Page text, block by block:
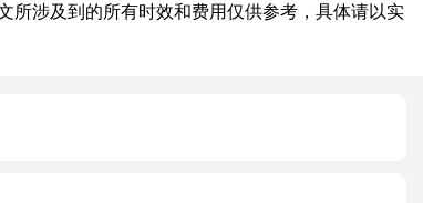
涉及到的所有时效和费用仅供参考，具体请以实